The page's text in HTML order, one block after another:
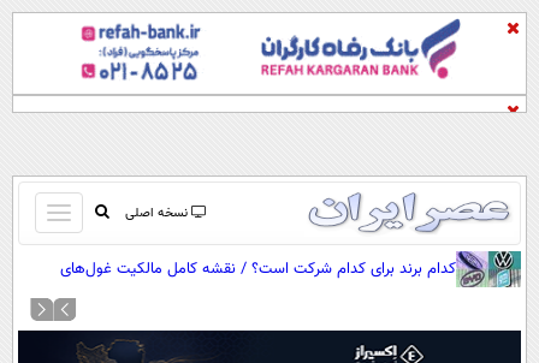
نسخه اصلی
باز
و
کردن
صفحه اول
آرشیو
کدام برند برای کدام شرکت است؟ / نقشه کامل مالکیت غول‌های